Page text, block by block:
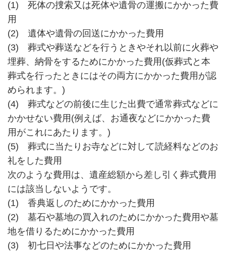
(1) 死体の捜索又は死体や遺骨の運搬にかかった費
用
(2) 遺体や遺骨の回送にかかった費用
(3) 葬式や葬送などを行うときやそれ以前に火葬や
埋葬、納骨をするためにかかった費用(仮葬式と本
葬式を行ったときにはその両方にかかった費用が認
められます。)
(4) 葬式などの前後に生じた出費で通常葬式などに
かかせない費用(例えば、お通夜などにかかった費
用がこれにあたります。)
(5) 葬式に当たりお寺などに対して読経料などのお
礼をした費用
次のような費用は、遺産総額から差し引く葬式費用
には該当しないようです。
(1) 香典返しのためにかかった費用
(2) 墓石や墓地の買入れのためにかかった費用や墓
地を借りるためにかかった費用
(3) 初七日や法事などのためにかかった費用